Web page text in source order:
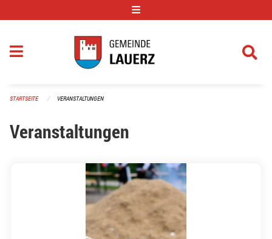
STARTSEITE VERANSTALTUNGEN
Veranstaltungen